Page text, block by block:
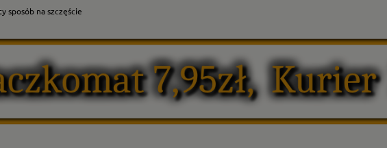
sposób na szczęście